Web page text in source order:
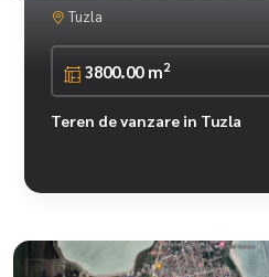
Tuzla
3800.00 m2
Teren de vanzare in Tuzla